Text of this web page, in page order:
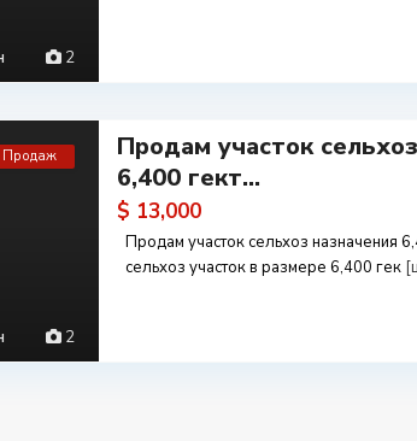
2
2
Продаж
Продам участок
6,400 гект...
$ 13,000
Продам участок сельхоз назначения
сельхоз участок в размере 6,400 гек